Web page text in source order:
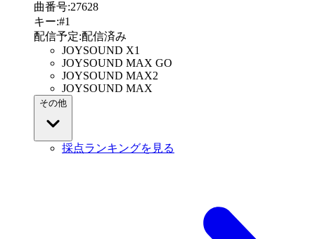
曲番号:27628
キー:#1
配信予定:配信済み
JOYSOUND X1
JOYSOUND MAX GO
JOYSOUND MAX2
JOYSOUND MAX
その他
採点ランキングを見る